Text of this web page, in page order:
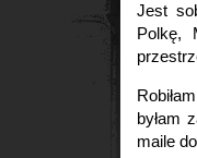
Jest
Polkę,
byłam
maile